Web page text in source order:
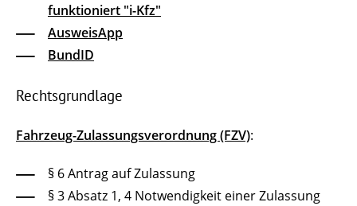
funktioniert "i-Kfz"
AusweisApp
BundID
Rechtsgrundlage
Fahrzeug-Zulassungsverordnung (FZV):
§ 6 Antrag auf Zulassung
§ 3 Absatz 1, 4 Notwendigkeit einer Zulassung